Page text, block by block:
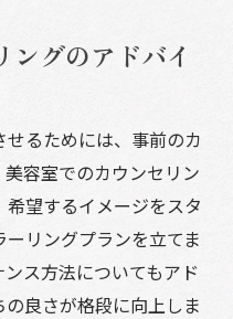
グのアドバイ
るためには、事前のカ
容室でのカウンセリン
望するイメージをスタ
リングプランを立てま
ス方法についてもアド
良さが格段に向上しま